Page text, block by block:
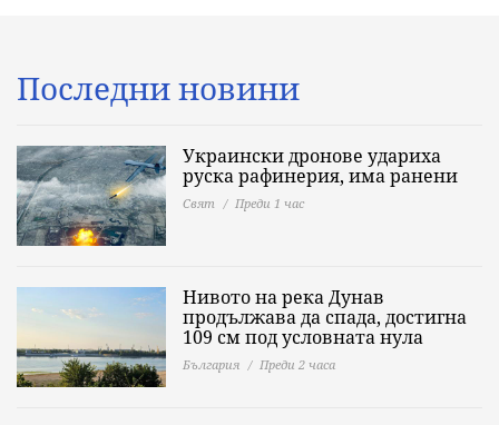
Последни новини
Украински дронове удариха
руска рафинерия, има ранени
Свят Преди 1 час
Нивото на река Дунав
продължава да спада, достигна
109 см под условната нула
България Преди 2 часа